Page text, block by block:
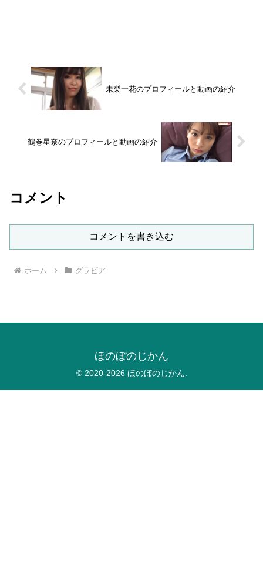
未梨一花のプロフィールと動画の紹介
鶴巻星奈のプロフィールと動画の紹介
コメント
コメントを書き込む
ホーム グラビア
ほのぼのじかん
© 2020-2026 ほのぼのじかん.